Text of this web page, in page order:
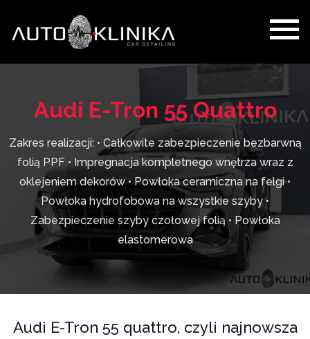
Audi E-Tron 55 Quattro
Zakres realizacji: • Całkowite zabezpieczenie bezbarwną
folią PPF • Impregnacja kompletnego wnętrza wraz z
oklejeniem dekorów • Powłoka ceramiczna na felgi •
Powłoka hydrofobowa na wszystkie szyby •
Zabezpieczenie szyby czołowej folią • Powłoka
elastomerowa
Audi E-Tron 55 quattro, czyli najnowsza